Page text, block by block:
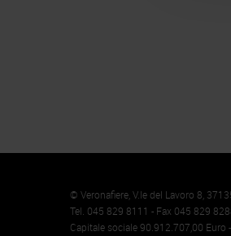
Memento
© Veronafiere, V.le del Lavoro 8,
Tel. 045 829 8111 - Fax 045 829
Capitale sociale 90.912.707,00 Euro